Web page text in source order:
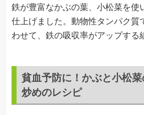
鉄が豊富なかぶの葉、小松菜を使
仕上げました。動物性タンパク質
わせて、鉄の吸収率がアップする
貧血予防に！かぶと小松
炒めのレシピ